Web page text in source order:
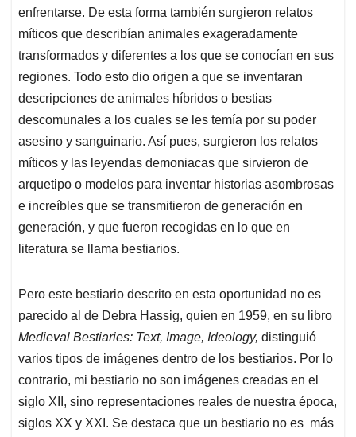
p
k
n
enfrentarse. De esta forma también surgieron relatos
míticos que describían animales exageradamente
transformados y diferentes a los que se conocían en sus
regiones. Todo esto dio origen a que se inventaran
descripciones de animales híbridos o bestias
descomunales a los cuales se les temía por su poder
asesino y sanguinario. Así pues, surgieron los relatos
míticos y las leyendas demoniacas que sirvieron de
arquetipo o modelos para inventar historias asombrosas
e increíbles que se transmitieron de generación en
generación, y que fueron recogidas en lo que en
literatura se llama bestiarios.
Pero este bestiario descrito en esta oportunidad no es
parecido al de Debra Hassig, quien en 1959, en su libro
Medieval Bestiaries: Text, Image, Ideology, distinguió
varios tipos de imágenes dentro de los bestiarios. Por lo
contrario, mi bestiario no son imágenes creadas en el
siglo XII, sino representaciones reales de nuestra época,
siglos XX y XXI. Se destaca que un bestiario no es más